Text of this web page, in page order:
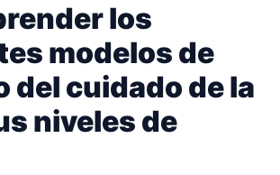
los
modelos de
del cuidado de la
niveles de